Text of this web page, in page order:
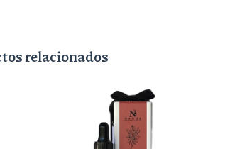
relacionados